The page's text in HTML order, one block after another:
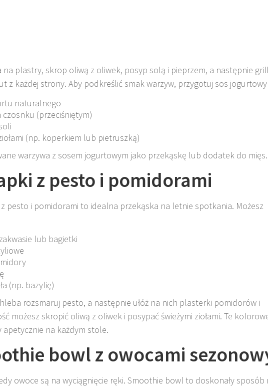
na plastry, skrop oliwą z oliwek, posyp solą i pieprzem, a następnie
z każdej strony. Aby podkreślić smak warzyw, przygotuj sos jogurtowy
naturalnego
czosnku (przeciśniętym)
(np. koperkiem lub pietruszką)
warzywa z sosem jogurtowym jako przekąskę lub dodatek do mięs.
z pesto i pomidorami
pesto i pomidorami to idealna przekąska na letnie spotkania. Możesz
lub bagietki
(np. bazylię)
rozsmaruj pesto, a następnie ułóż na nich plasterki pomidorów i
możesz skropić oliwą z oliwek i posypać świeżymi ziołami. Te
apetycznie na każdym stole.
bowl z owocami
owoce są na wyciągnięcie ręki. Smoothie bowl to doskonały sposób